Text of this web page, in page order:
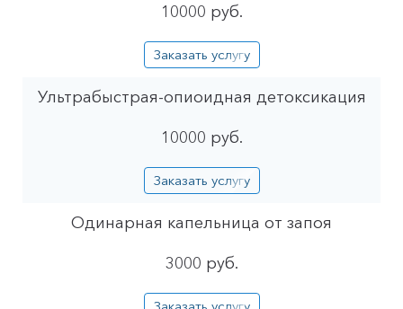
10000 руб.
Заказать услугу
Ультрабыстрая-опиоидная детоксикация
10000 руб.
Заказать услугу
Одинарная капельница от запоя
3000 руб.